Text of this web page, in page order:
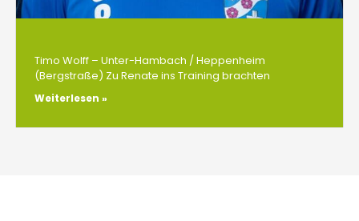
Timo Wolff – Unter-Hambach / Heppenheim
(Bergstraße) Zu Renate ins Training brachten
Weiterlesen »